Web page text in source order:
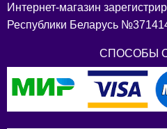
Интернет-магазин
Республики Беларусь
СПОСОБЫ